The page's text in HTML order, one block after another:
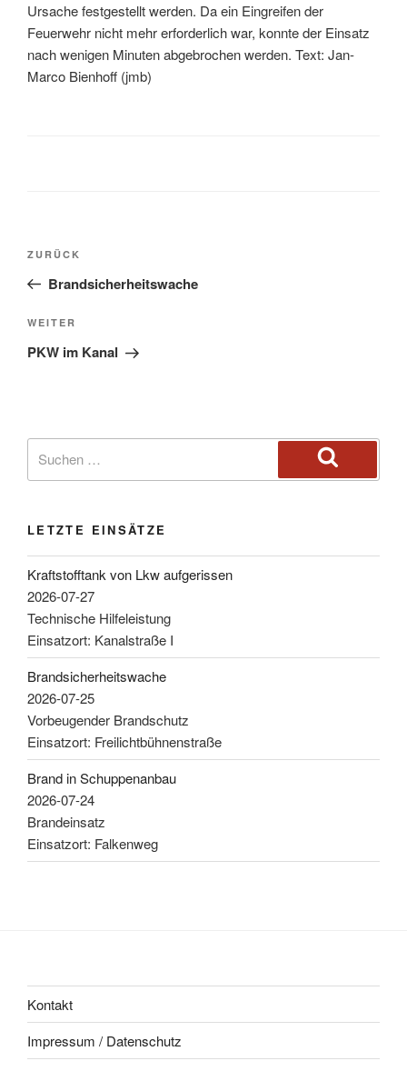
Ursache festgestellt werden. Da ein Eingreifen der
Feuerwehr nicht mehr erforderlich war, konnte der Einsatz
nach wenigen Minuten abgebrochen werden. Text: Jan-
Marco Bienhoff (jmb)
ZURÜCK
Brandsicherheitswache
WEITER
PKW im Kanal
LETZTE EINSÄTZE
Kraftstofftank von Lkw aufgerissen
2026-07-27
Technische Hilfeleistung
Einsatzort: Kanalstraße I
Brandsicherheitswache
2026-07-25
Vorbeugender Brandschutz
Einsatzort: Freilichtbühnenstraße
Brand in Schuppenanbau
2026-07-24
Brandeinsatz
Einsatzort: Falkenweg
Kontakt
Impressum / Datenschutz